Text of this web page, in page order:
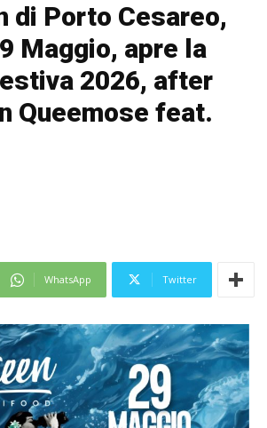
di Porto Cesareo,
Maggio, apre la
2026, after
Queemose feat.
WhatsApp Twitter